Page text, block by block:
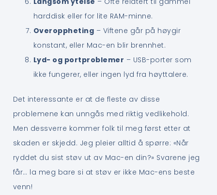
harddisk eller for lite RAM-minne.
Overoppheting – Viftene går på høygir
konstant, eller Mac-en blir brennhet.
Lyd- og portproblemer – USB-porter som
ikke fungerer, eller ingen lyd fra høyttalere.
Det interessante er at de fleste av disse
problemene kan unngås med riktig vedlikehold.
Men dessverre kommer folk til meg først etter at
skaden er skjedd. Jeg pleier alltid å spørre: «Når
ryddet du sist støv ut av Mac-en din?» Svarene jeg
får… la meg bare si at støv er ikke Mac-ens beste
venn!